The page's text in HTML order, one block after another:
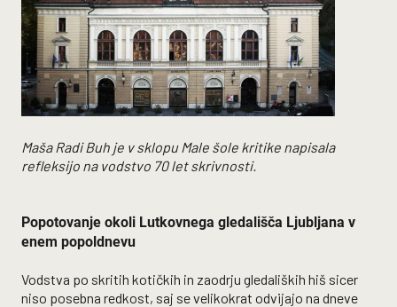
Maša Radi Buh je v sklopu Male šole kritike napisala
refleksijo na vodstvo 70 let skrivnosti.
Popotovanje okoli Lutkovnega gledališča Ljubljana v
enem popoldnevu
Vodstva po skritih kotičkih in zaodrju gledaliških hiš sicer
niso posebna redkost, saj se velikokrat odvijajo na dneve